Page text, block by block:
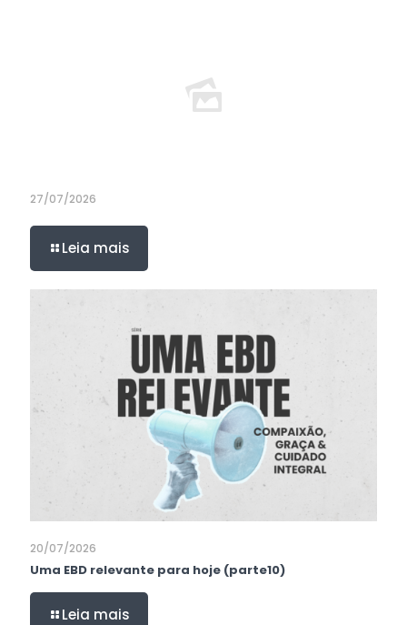
27/07/2026
Leia mais
20/07/2026
Uma EBD relevante para hoje (parte10)
Leia mais